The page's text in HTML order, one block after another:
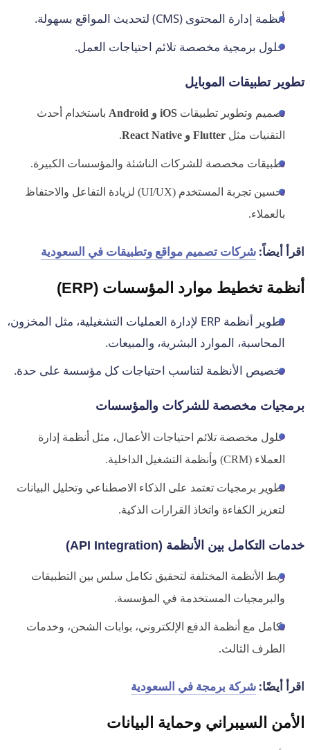
أنظمة إدارة المحتوى (CMS) لتحديث المواقع بسهولة.
حلول برمجية مخصصة تلائم احتياجات العمل.
تطوير تطبيقات الموبايل
تصميم وتطوير تطبيقاتiOS و Android
باستخدام أحدث
التقنيات مثلFlutter و React Native .
تطبيقات مخصصة للشركات الناشئة والمؤسسات الكبيرة.
تحسين تجربة المستخدم (UI/UX) لزيادة التفاعل والاحتفاظ
بالعملاء.
اقرأ أيضاً: شركات تصميم مواقع وتطبيقات في السعودية
أنظمة تخطيط موارد المؤسسات (ERP)
تطوير أنظمة ERP لإدارة العمليات التشغيلية، مثل المخزون،
المحاسبة، الموارد البشرية، والمبيعات.
تخصيص الأنظمة لتناسب احتياجات كل مؤسسة على حدة.
برمجيات مخصصة للشركات والمؤسسات
حلول مخصصة تلائم احتياجات الأعمال، مثل أنظمة إدارة
العملاء (CRM) وأنظمة التشغيل الداخلية.
تطوير برمجيات تعتمد على الذكاء الاصطناعي وتحليل البيانات
لتعزيز الكفاءة واتخاذ القرارات الذكية.
خدمات التكامل بين الأنظمة (API Integration)
ربط الأنظمة المختلفة لتحقيق تكامل سلس بين التطبيقات
والبرمجيات المستخدمة في المؤسسة.
تكامل مع أنظمة الدفع الإلكتروني، بوابات الشحن، وخدمات
الطرف الثالث.
اقرأ أيضًا: شركة برمجة في السعودية
الأمن السيبراني وحماية البيانات